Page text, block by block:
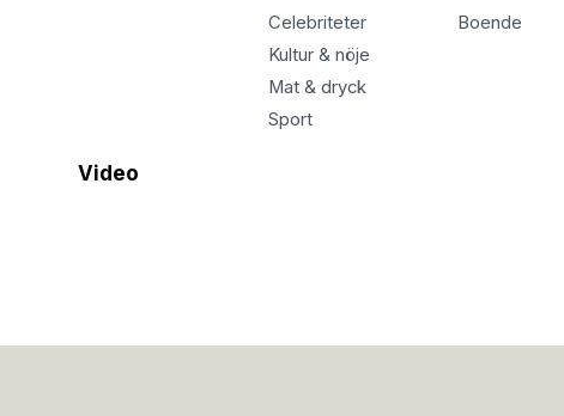
Celebriteter
Kultur & nöje
Mat & dryck
Sport
Boende
Video